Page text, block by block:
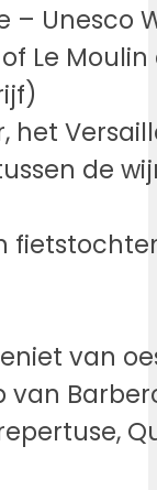
– Unesco
Le
het
de
van